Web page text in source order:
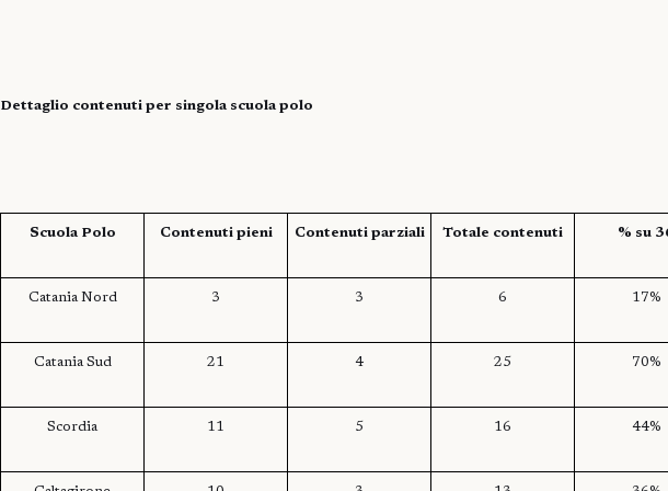
Dettaglio contenuti per singola scuola polo
Scuola Polo Contenuti pieni Contenuti parziali Totale contenuti % su
Catania Nord 3 3 6 17%
Catania Sud 21 4 25 70%
Scordia 11 5 16 44%